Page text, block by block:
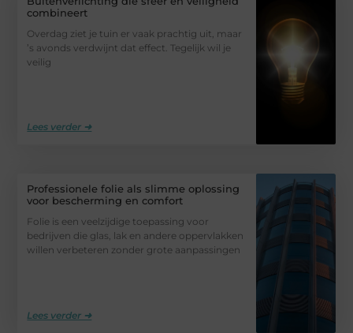
combineert
Overdag ziet je tuin er vaak prachtig uit, maar
’s avonds verdwijnt dat effect. Tegelijk wil je
veilig
Lees verder ➜
Professionele folie als slimme oplossing
voor bescherming en comfort
Folie is een veelzijdige toepassing voor
bedrijven die glas, lak en andere oppervlakken
willen verbeteren zonder grote aanpassingen
Lees verder ➜